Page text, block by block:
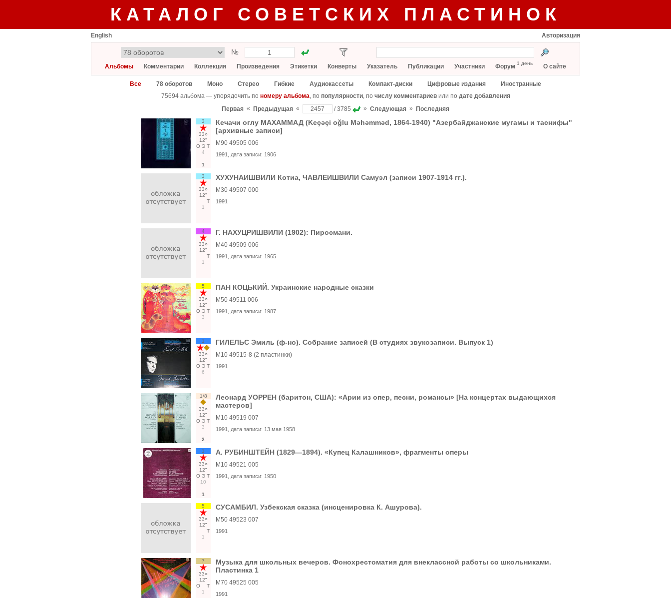
КАТАЛОГ СОВЕТСКИХ ПЛАСТИНОК
English Авторизация
№
Альбомы Комментарии Коллекция Произведения Этикетки Конверты Указатель Публикации Участники Форум 1 день О сайте
Все 78 оборотов Моно Стерео Гибкие Аудиокассеты Компакт-диски Цифровые издания
Иностранные
75694 альбома — упорядочить по номеру альбома, по популярности, по числу комментариевили по дате добавления
Первая « Предыдущая « / 3785 » Следующая » Последняя
3
33○
12"
О Э Т
4
1
Кечачи оглу МАХАММАД (Keçəçi oğlu Məhəmməd, 1864-1940) "Азербайджанские мугамы и таснифы"
[архивные записи]
М90 49505 006
1991 , дата записи: 1906
3
33○
12"
Т
1
ХУХУНАИШВИЛИ Котиа, ЧАВЛЕИШВИЛИ Самуэл (записи 1907-1914 гг.).
М30 49507 000
1991
4
33○
12"
Т
1
Г. НАХУЦРИШВИЛИ (1902): Пиросмани.
М40 49509 006
1991 , дата записи: 1965
5
33○
12"
О Э Т
3
ПАН КОЦЬКИЙ. Украинские народные сказки
М50 49511 006
1991 , дата записи: 1987
1
33○
12"
О Э Т
6
ГИЛЕЛЬС Эмиль (ф-но). Собрание записей (В студиях звукозаписи. Выпуск 1)
М10 49515-8 (2 пластинки)
1991
1/8
33○
12"
О Э Т
3
2
Леонард УОРРЕН (баритон, США): «Арии из опер, песни, романсы» [На концертах выдающихся
мастеров]
М10 49519 007
1991 , дата записи: 13 мая 1958
1
33○
12"
О Э Т
10
1
А. РУБИНШТЕЙН (1829—1894). «Купец Калашников», фрагменты оперы
М10 49521 005
1991 , дата записи: 1950
5
33○
12"
Т
1
СУСАМБИЛ. Узбекская сказка (инсценировка К. Ашурова).
М50 49523 007
1991
7
33○
12"
О
Т
1
Музыка для школьных вечеров. Фонохрестоматия для внеклассной работы со школьниками.
Пластинка 1
М70 49525 005
1991